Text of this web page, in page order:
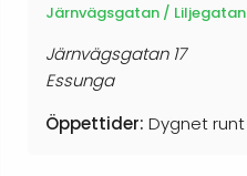
Järnvägsgatan / Liljegatan
Järnvägsgatan 17
Essunga
Öppettider: Dygnet runt